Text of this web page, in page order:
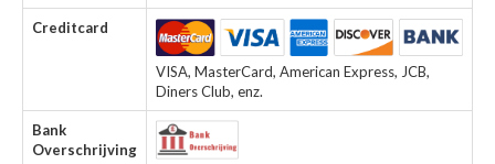
Creditcard
VISA, MasterCard, American Express, JCB,
Diners Club, enz.
Bank
Overschrijving